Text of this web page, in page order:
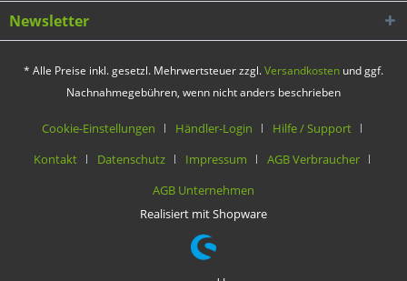
Newsletter
* Alle Preise inkl. gesetzl. Mehrwertsteuer zzgl.Versandkosten und ggf.
Nachnahmegebühren, wenn nicht anders beschrieben
Cookie-Einstellungen Händler-Login
Hilfe / Support
Kontakt
Datenschutz Impressum
AGB Verbraucher
AGB Unternehmen
Realisiert mit Shopware